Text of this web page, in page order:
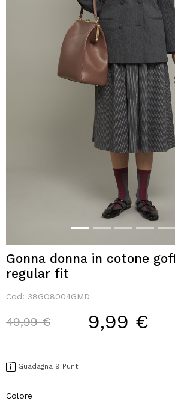
Gonna donna in cotone
regular fit
Cod: 38GO8004GMD
Price reduced from
49,99 €to 9,99 €
Guadagna 9 Punti
Colore